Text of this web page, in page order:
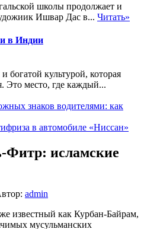
школы продолжает и
Ишвар Дас в... Читать»
в Индии
культурой, которая
Это место, где каждый...
знаков водителями: как
в автомобиле «Ниссан»
Фитр: исламские
admin
известный как Курбан-Байрам,
мусульманских